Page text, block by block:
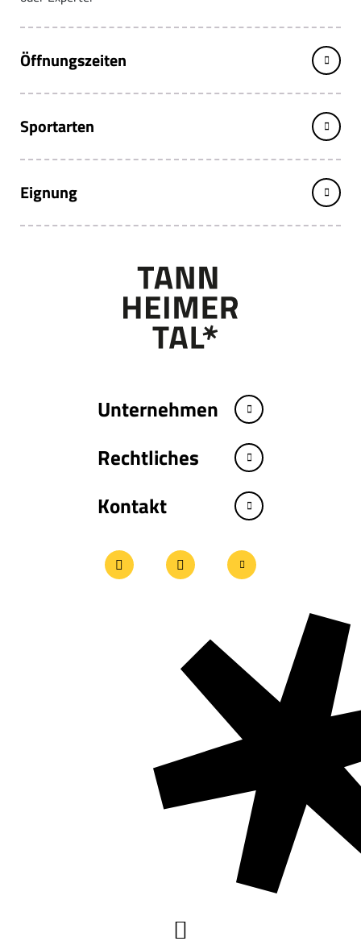
Öffnungszeiten
Sportarten
Eignung
Unternehmen
Rechtliches
Kontakt